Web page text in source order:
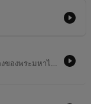
เรื่องราวธรรมะจากชาดกที่ถ่ายทอดผ่านการเล่าเรื่องของพระมหาไพบุรณ์ อภิบุญญะ โดยแบ่งเป็นสองตอนสำคัญ ตอนแรกกล่าวถึงกุมภโกสกเศรษฐี ผู้รอดชีวิตเพียงคนเดียวจากโรคระบาดร้ายแรงในหมู่บ้าน และใช้ความขยัน สติ และความไม่ประมาทในการทำงานเป็นยาม จนกระทั่งความจริงเรื่องทรัพย์สมบัติ 400 โกฏิถูกเปิดเผยต่อพระเจ้าพิมพิสาร ตอนที่สองเล่าถึงสิกขากเศรษฐี ผู้มีบิดามารดาเป็นพระโสดาบัน แต่ตนเองขาดศรัทธาและยึดติดกับอามิศบูชา จนกระทั่งได้พบพระพุทธเจ้าและเปลี่ยนความเข้าใจจากการบูชาด้วยสิ่งของมาเป็นการปฏิบัติบูชาตามหลักธรรมวินัย